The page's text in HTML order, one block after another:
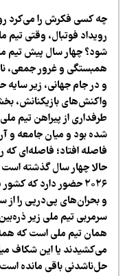
کسی فکرش را می‌کرد روزی
فوتبال، وقتی تیم ملی
چهار سال پیش تیم ملی
و غرور جمعی،
در جام جهانی، زیر سایه
بازیکنانش، بخشی
از پیراهن تیم ملی، خود
بود و میان جامعه و آن
افتاد؛ فاصله‌ای که
چهار سال گذشته است و
۲۰۲۶ حضور دارد که کشور
بحران‌های پی‌درپی را از سر
تیم ملی زیر ذره‌بین
تیم ملی است که همه در
یا این شکاف میان